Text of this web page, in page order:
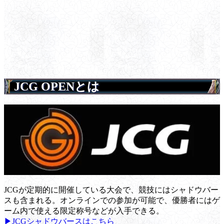
JCG OPENとは
JCGが定期的に開催している大会で、競技にはシャドウバー
スも含まれる。オンラインでの参加が可能で、優勝者にはゲ
ーム内で使える限定称号などが入手できる。
▶JCGシャドウバースはこちら